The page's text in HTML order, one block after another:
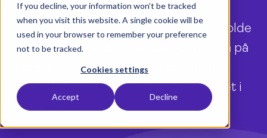
If you decline, your information won’t be tracked
when you visit this website. A single cookie will be
used in your browser to remember your preference
not to be tracked.
Cookies settings
Accept Decline
Ressourcer
expand_more
English
Demo
Resource Flow-funktionenFaste
omkostninger er en effektiv måde at holde
styr på de faste udgifter, der kan opstå på
tværs af projekter, og samtidig se den
direkte indvirkning på projektbudgettet i
realtid..